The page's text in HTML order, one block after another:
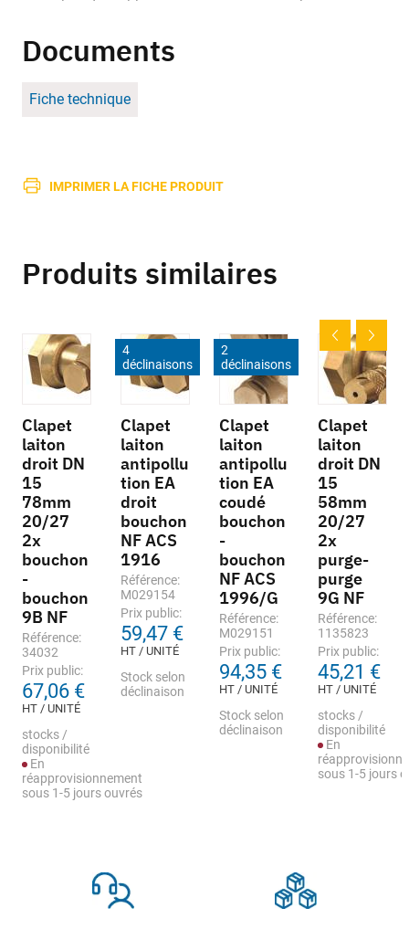
Documents
Fiche technique
IMPRIMER LA FICHE PRODUIT
Produits similaires
Clapet
laiton
droit DN
15
78mm
20/27
2x
bouchon
-
bouchon
9B NF
Référence:
34032
Prix public:
67,06 €
HT / UNITÉ
stocks /
disponibilité
En
réapprovisionnement
sous 1-5 jours ouvrés
4
déclinaisons
Clapet
laiton
antipollu
tion EA
droit
bouchon
NF ACS
1916
Référence:
M029154
Prix public:
59,47 €
HT / UNITÉ
Stock selon
déclinaison
2
déclinaisons
Clapet
laiton
antipollu
tion EA
coudé
bouchon
-
bouchon
NF ACS
1996/G
Référence:
M029151
Prix public:
94,35 €
HT / UNITÉ
Stock selon
déclinaison
Clapet
laiton
droit DN
15
58mm
20/27
2x
purge-
purge
9G NF
Référence:
1135823
Prix public:
45,21 €
HT / UNITÉ
stocks /
disponibilité
En
sous 1-5 jours